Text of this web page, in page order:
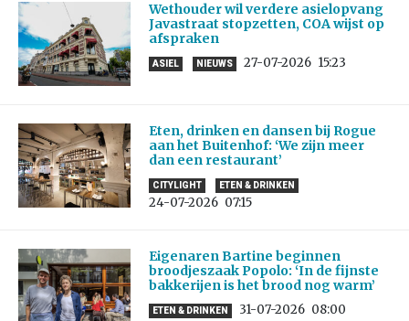
Wethouder wil verdere asielopvang
Javastraat stopzetten, COA wijst op
afspraken
ASIEL NIEUWS 27-07-2026 15:23
Eten, drinken en dansen bij Rogue
aan het Buitenhof: ‘We zijn meer
dan een restaurant’
CITYLIGHT ETEN & DRINKEN
24-07-2026 07:15
Eigenaren Bartine beginnen
broodjeszaak Popolo: ‘In de fijnste
bakkerijen is het brood nog warm’
ETEN & DRINKEN 31-07-2026 08:00